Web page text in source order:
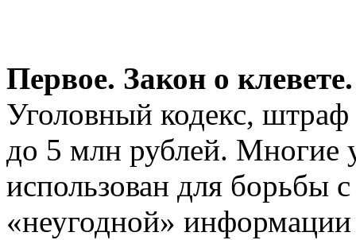
Первое. Закон о
Уголовный кодекс, штраф
до 5 млн рублей. Многие
использован для борьбы
«неугодной» информации